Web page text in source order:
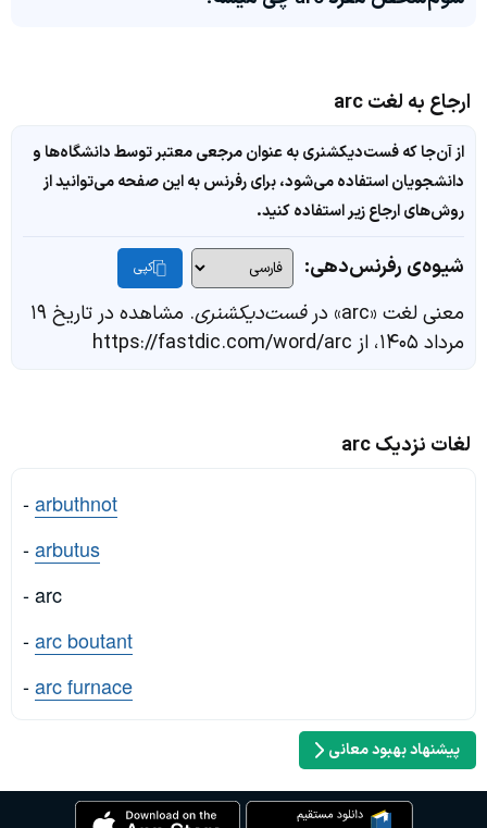
ارجاع به لغت arc
از آن‌جا که فست‌دیکشنری به عنوان مرجعی معتبر توسط دانشگاه‌ها و
دانشجویان استفاده می‌شود، برای رفرنس به این صفحه می‌توانید از
روش‌های ارجاع زیر استفاده کنید.
شیوه‌ی رفرنس‌دهی: کپی
معنی لغت «arc» در فست‌دیکشنری
. مشاهده در تاریخ ۱۹
مرداد ۱۴۰۵، از https://fastdic.com/word/arc
لغات نزدیک arc
-arbuthnot
-arbutus
- arc
-arc boutant
-arc furnace
پیشنهاد بهبود معانی